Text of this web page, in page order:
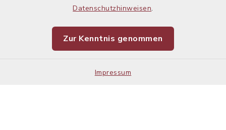
Datenschutzhinweisen.
Zur Kenntnis genommen
Impressum
Datenschutz
Impressum